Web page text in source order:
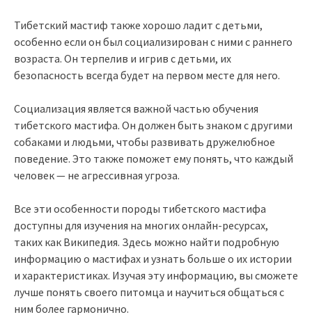
Тибетский мастиф также хорошо ладит с детьми,
особенно если он был социализирован с ними с раннего
возраста. Он терпелив и игрив с детьми, их
безопасность всегда будет на первом месте для него.
Социализация является важной частью обучения
тибетского мастифа. Он должен быть знаком с другими
собаками и людьми, чтобы развивать дружелюбное
поведение. Это также поможет ему понять, что каждый
человек — не агрессивная угроза.
Все эти особенности породы тибетского мастифа
доступны для изучения на многих онлайн-ресурсах,
таких как Википедия. Здесь можно найти подробную
информацию о мастифах и узнать больше о их истории
и характеристиках. Изучая эту информацию, вы сможете
лучше понять своего питомца и научиться общаться с
ним более гармонично.